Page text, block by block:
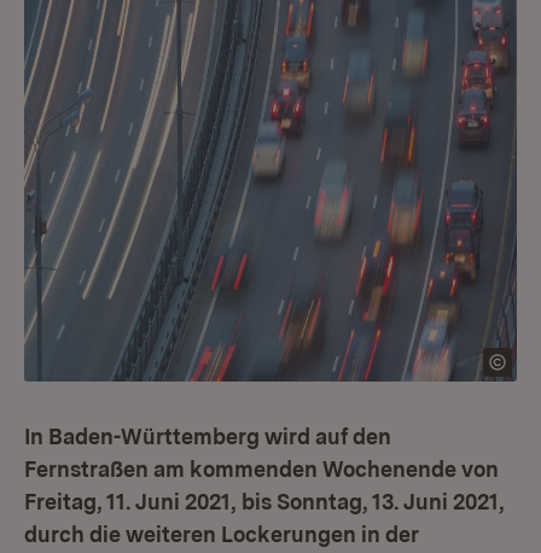
In Baden-Württemberg wird auf den
Fernstraßen am kommenden Wochenende von
Freitag, 11. Juni 2021, bis Sonntag, 13. Juni 2021,
durch die weiteren Lockerungen in der